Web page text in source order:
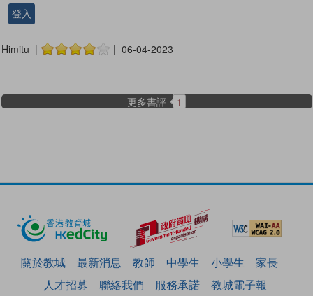
登入
Himitu | | 06-04-2023
更多書評 1
關於教城 最新消息 教師 中學生 小學生
家長
人才招募
聯絡我們 服務承諾 教城電子報